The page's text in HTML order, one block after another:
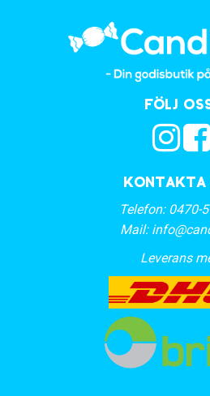
Kontakta
Telefon: 0470-
Mail:
Leverans
Följ